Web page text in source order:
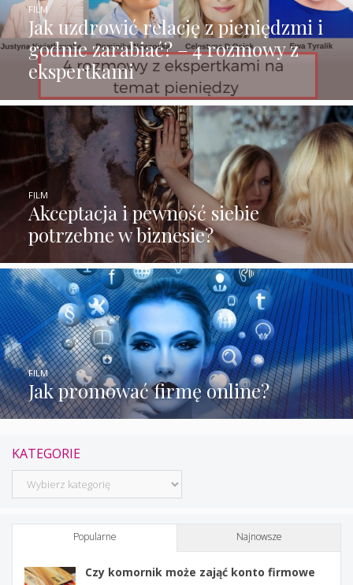
Jak uzdrowić relację z pieniędzmi i
godnie zarabiać? – 4 rozmowy z
ekspertkami
FILM
Akceptacja i pewność siebie
potrzebne w biznesie?
FILM
Jak promować firmę online?
FILM
KATEGORIE
Kategorie
Popularne Najnowsze
Czy komornik może zająć konto firmowe